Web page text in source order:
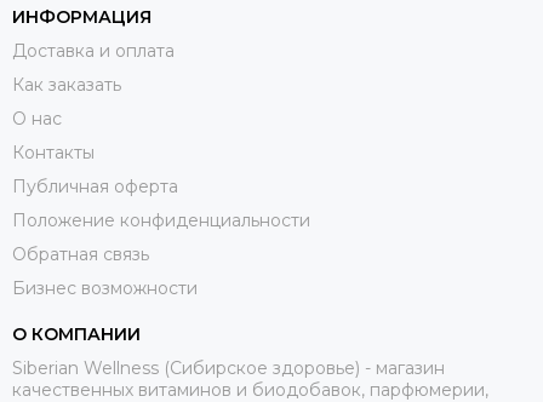
ИНФОРМАЦИЯ
Доставка и оплата
Как заказать
О нас
Контакты
Публичная оферта
Положение конфиденциальности
Обратная связь
Бизнес возможности
О КОМПАНИИ
Siberian Wellness (Сибирское здоровье) - магазин
качественных витаминов и биодобавок, парфюмерии,